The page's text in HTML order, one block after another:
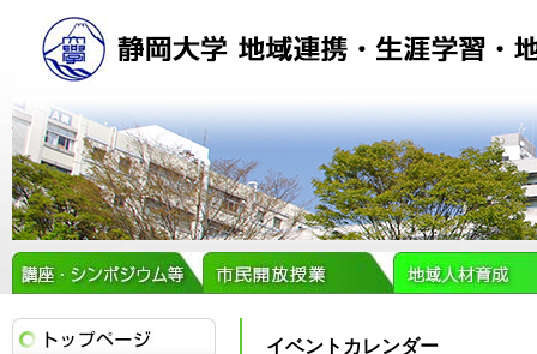
イベントカレンダー